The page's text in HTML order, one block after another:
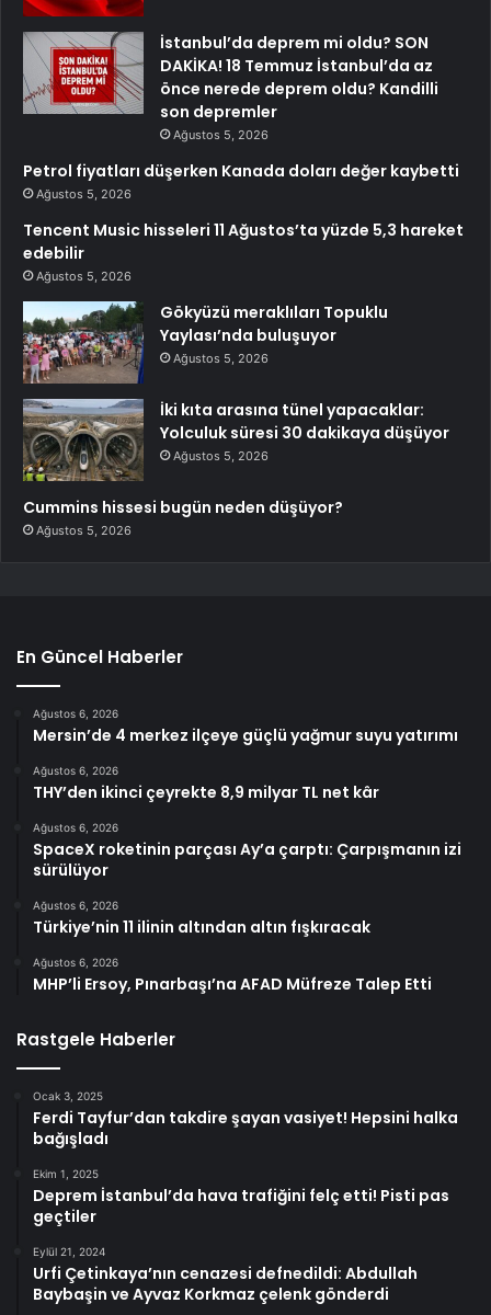
İstanbul’da deprem mi oldu? SON
DAKİKA! 18 Temmuz İstanbul’da az
önce nerede deprem oldu? Kandilli
son depremler
Ağustos 5, 2026
Petrol fiyatları düşerken Kanada doları değer kaybetti
Ağustos 5, 2026
Tencent Music hisseleri 11 Ağustos’ta yüzde 5,3 hareket
edebilir
Ağustos 5, 2026
Gökyüzü meraklıları Topuklu
Yaylası’nda buluşuyor
Ağustos 5, 2026
İki kıta arasına tünel yapacaklar:
Yolculuk süresi 30 dakikaya düşüyor
Ağustos 5, 2026
Cummins hissesi bugün neden düşüyor?
Ağustos 5, 2026
En Güncel Haberler
Ağustos 6, 2026
Mersin’de 4 merkez ilçeye güçlü yağmur suyu yatırımı
Ağustos 6, 2026
THY’den ikinci çeyrekte 8,9 milyar TL net kâr
Ağustos 6, 2026
SpaceX roketinin parçası Ay’a çarptı: Çarpışmanın izi
sürülüyor
Ağustos 6, 2026
Türkiye’nin 11 ilinin altından altın fışkıracak
Ağustos 6, 2026
MHP’li Ersoy, Pınarbaşı’na AFAD Müfreze Talep Etti
Rastgele Haberler
Ocak 3, 2025
Ferdi Tayfur’dan takdire şayan vasiyet! Hepsini halka
bağışladı
Ekim 1, 2025
Deprem İstanbul’da hava trafiğini felç etti! Pisti pas
geçtiler
Eylül 21, 2024
Urfi Çetinkaya’nın cenazesi defnedildi: Abdullah
Baybaşin ve Ayvaz Korkmaz çelenk gönderdi